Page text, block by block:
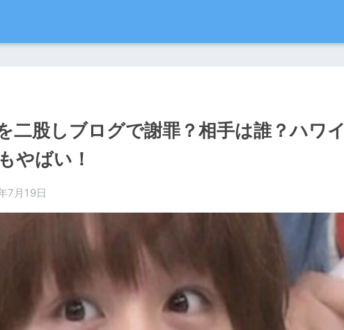
二股しブログで謝罪？相手は誰？ハワイ
やばい！
7月19日